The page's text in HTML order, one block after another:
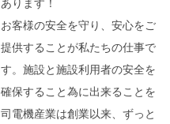
あります！
お客様の安全を守り、安心をご
提供することが私たちの仕事で
す。施設と施設利用者の安全を
確保すること為に出来ることを
司電機産業は創業以来、ずっと